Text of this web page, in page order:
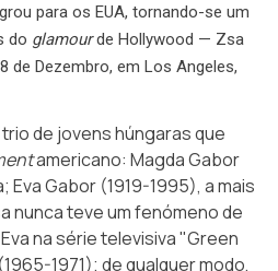
para os EUA, tornando-se um
do glamourde Hollywood — Zsa
de Dezembro, em Los Angeles,
trio de jovens húngaras que
americano: Magda Gabor
Eva Gabor (1919-1995), a mais
nunca teve um fenómeno de
na série televisiva "Green
1971); de qualquer modo,